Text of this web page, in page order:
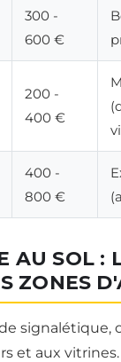
300 -
600 €
200 -
400 €
400 -
800 €
AU SOL :
ZONES
signalétique,
et aux vitrines.